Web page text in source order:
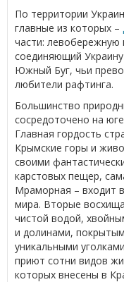
По территории
главные из которых –
части:
соединяющий
Южный Буг, чьи
любители рафтинга.
Большинство
сосредоточено на
Главная гордость
Крымские горы и
своими
карстовых пещер,
Мраморная – входит
мира. Вторые
чистой водой,
и долинами,
уникальными
приют сотни видов
которых внесены в